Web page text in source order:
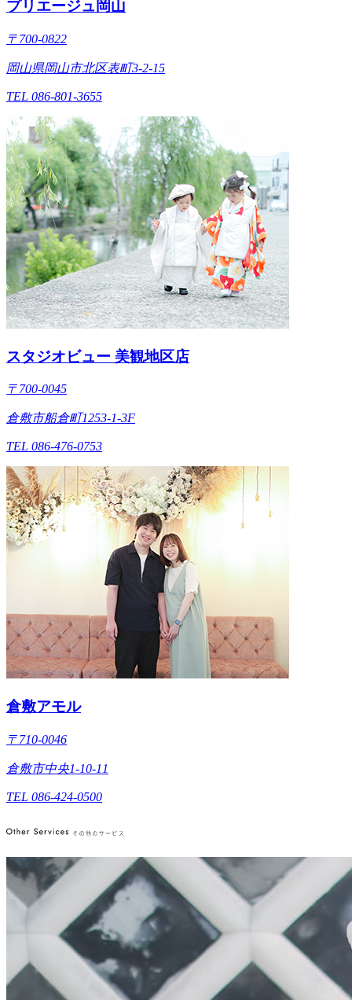
プリエージュ岡山
〒700-0822
岡山県岡山市北区表町3-2-15
TEL 086-801-3655
スタジオビュー 美観地区店
〒700-0045
倉敷市船倉町1253-1-3F
TEL 086-476-0753
倉敷アモル
〒710-0046
倉敷市中央1-10-11
TEL 086-424-0500